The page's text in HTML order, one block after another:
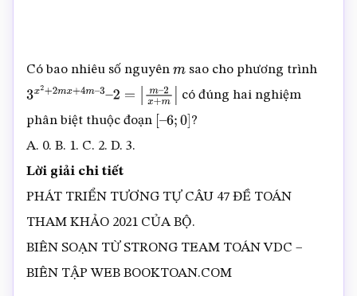
Có bao nhiêu số nguyên msao cho phương trình
3x –3 = |m–
2x+m |
có đúng hai nghiệm
phân biệt thuộc đoạn [ –6; 0] ?
A. 0. B. 1. C. 2. D. 3.
Lời giải chi tiết
PHÁT TRIỂN TƯƠNG TỰ CÂU 47 ĐỀ TOÁN
THAM KHẢO 2021 CỦA BỘ.
BIÊN SOẠN TỪ STRONG TEAM TOÁN VDC –
BIÊN TẬP WEB BOOKTOAN.COM